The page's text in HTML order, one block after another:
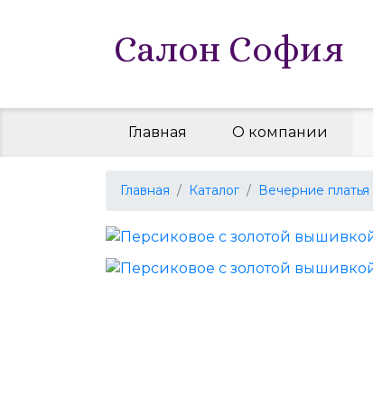
Салон София
Главная О компании
Главная Каталог Вечерние платья